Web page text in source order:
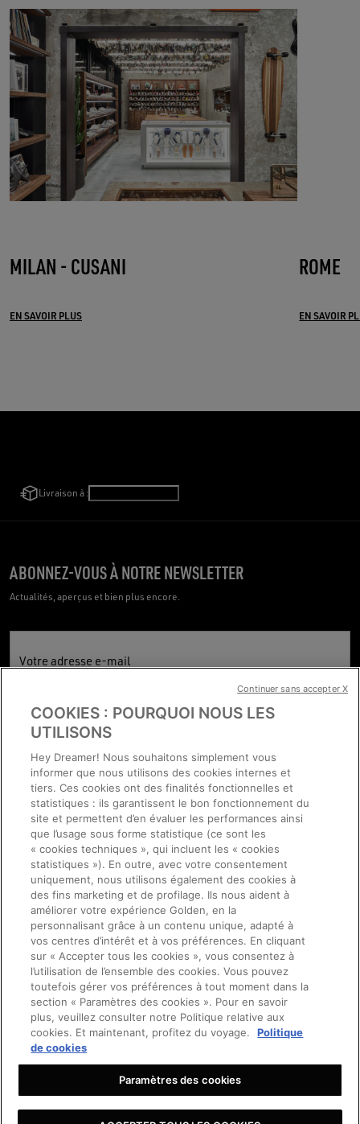
MILAN - CUSANI
EN SAVOIR PLUS
ROME
EN SAVOIR
Livraison à :
QUESTIONS FRÉQUENTES
CONDITIONS GÉNÉRALES DE VENTE
SERVICE CLIENTS
POLITIQUE DE CONFIDENTIALITÉ
COOKIES
DÉCLARATION D’ACCESSIBILITÉ
PARAMÈTRES DES COOKIES
DEMANDER UN SERVICE
ABONNEZ-VOUS À NOTRE NEWSLETTER
Actualités, aperçus et bien plus encore.
Votre adresse e-mail
Golden Goose S.p.A. à actionnaire unique, Via Privata E. Marelli 10, 20139
Milan, Italie
C.S. 1 004 341,00 entièrement versés - Code fiscal et numéro de TVA
08347090964 - Numéro REA : MI 2019545
©2026 - Tous droits réservés
COOKIES : POURQUOI NOUS LES
UTILISONS
Hey Dreamer! Nous souhaitons simplement vous
informer que nous utilisons des cookies internes et
tiers. Ces cookies ont des finalités fonctionnelles et
statistiques : ils garantissent le bon fonctionnement du
site et permettent d’en évaluer les performances ainsi
que l’usage sous forme statistique (ce sont les
« cookies techniques », qui incluent les « cookies
statistiques »). En outre, avec votre consentement
uniquement, nous utilisons également des cookies à
des fins marketing et de profilage. Ils nous aident à
améliorer votre expérience Golden, en la
personnalisant grâce à un contenu unique, adapté à
vos centres d’intérêt et à vos préférences. En cliquant
sur « Accepter tous les cookies », vous consentez à
l’utilisation de l’ensemble des cookies. Vous pouvez
toutefois gérer vos préférences à tout moment dans la
section « Paramètres des cookies ». Pour en savoir
plus, veuillez consulter notre Politique relative aux
cookies. Et maintenant, profitez du voyage.
Politique
de cookies
Paramètres des cookies
Continuer sans accepter X